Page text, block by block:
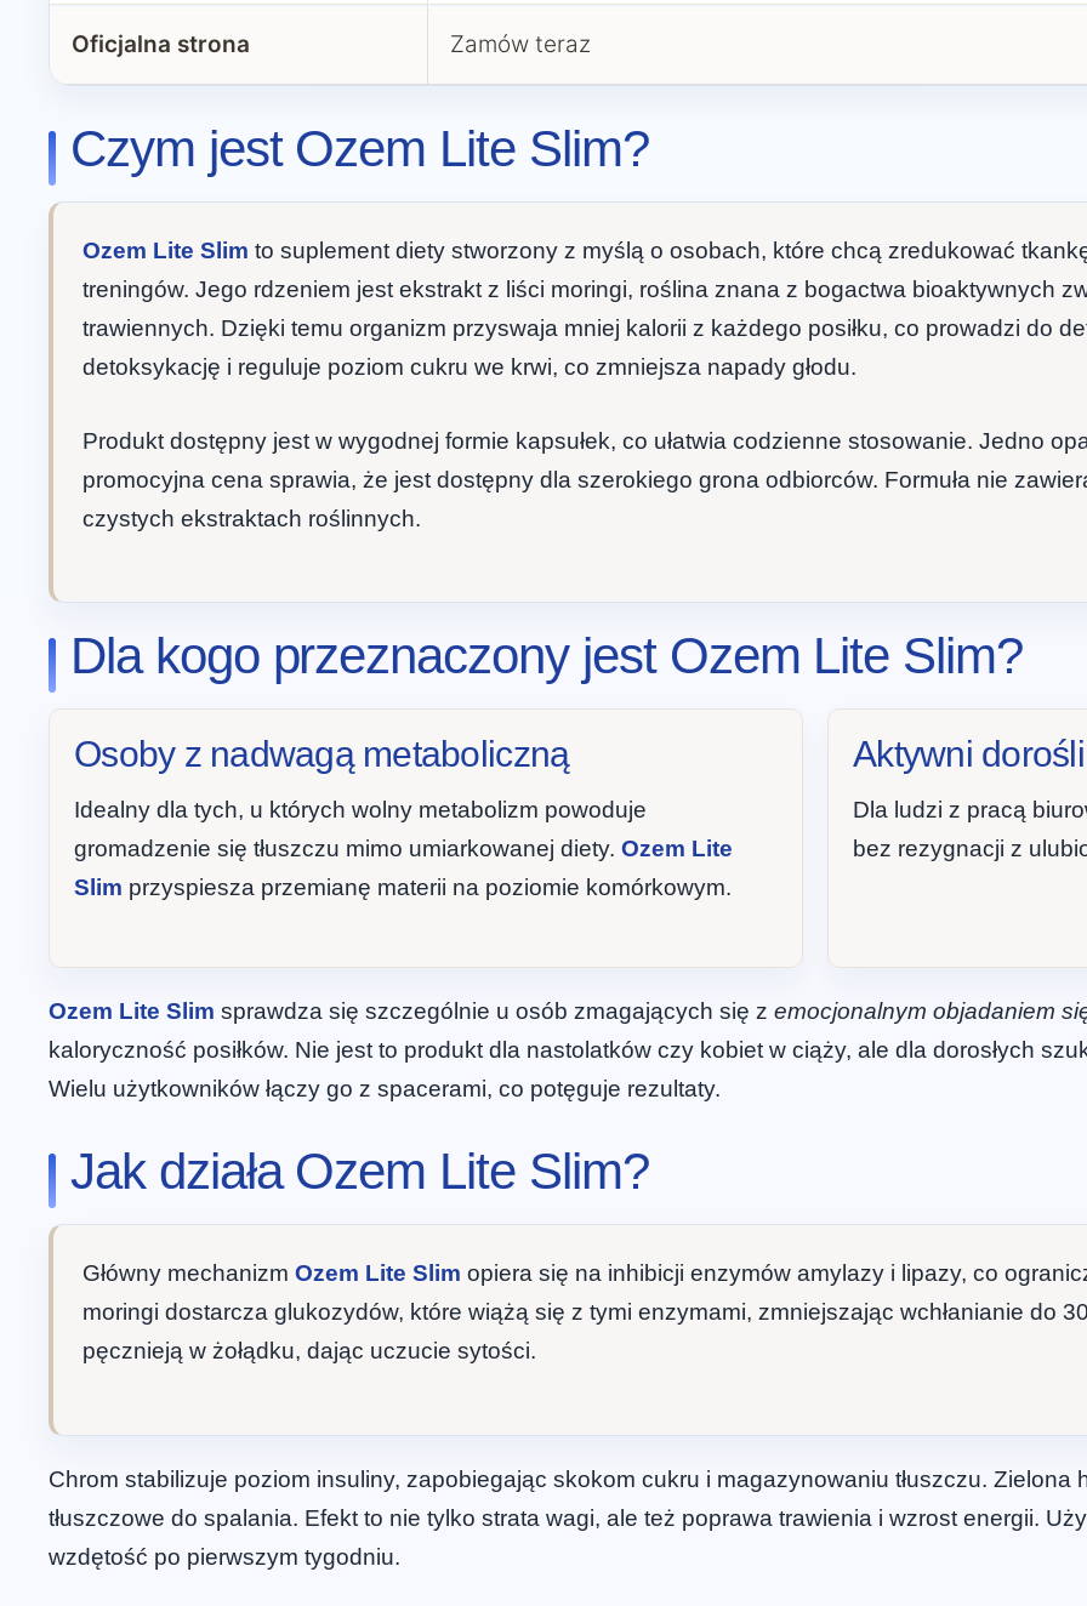
Oficjalna strona Zamów teraz
Czym jest Ozem Lite Slim?
Ozem Lite Slim to suplement diety stworzony z myślą o osobach, które chcą zredukować
treningów. Jego rdzeniem jest ekstrakt z liści moringi, roślina znana z bogactwa bioaktywnych
trawiennych. Dzięki temu organizm przyswaja mniej kalorii z każdego posiłku, co prowadzi do
detoksykację i reguluje poziom cukru we krwi, co zmniejsza napady głodu.
Produkt dostępny jest w wygodnej formie kapsułek, co ułatwia codzienne stosowanie. Jedno
promocyjna cena sprawia, że jest dostępny dla szerokiego grona odbiorców. Formuła nie
czystych ekstraktach roślinnych.
Dla kogo przeznaczony jest Ozem Lite Slim?
Osoby z nadwagą metaboliczną
Idealny dla tych, u których wolny metabolizm powoduje
gromadzenie się tłuszczu mimo umiarkowanej diety. Ozem Lite
Slim przyspiesza przemianę materii na poziomie komórkowym.
Aktywni
Dla ludzi z pracą
bez rezygnacji z
Ozem Lite Slim sprawdza się szczególnie u osób zmagających się z emocjonalnym objadaniem
kaloryczność posiłków. Nie jest to produkt dla nastolatków czy kobiet w ciąży, ale dla dorosłych
Wielu użytkowników łączy go z spacerami, co potęguje rezultaty.
Jak działa Ozem Lite Slim?
Główny mechanizm Ozem Lite Slim opiera się na inhibicji enzymów amylazy i lipazy, co
moringi dostarcza glukozydów, które wiążą się z tymi enzymami, zmniejszając wchłanianie do
pęcznieją w żołądku, dając uczucie sytości.
Chrom stabilizuje poziom insuliny, zapobiegając skokom cukru i magazynowaniu tłuszczu.
tłuszczowe do spalania. Efekt to nie tylko strata wagi, ale też poprawa trawienia i wzrost energii.
wzdętość po pierwszym tygodniu.